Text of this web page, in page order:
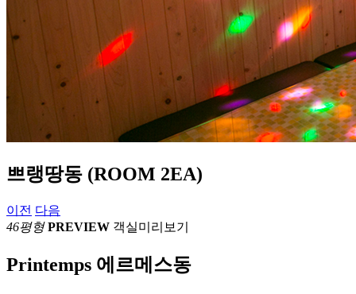
쁘랭땅동 (ROOM 2EA)
이전 다음
46평형 PREVIEW 객실미리보기
Printemps 에르메스동